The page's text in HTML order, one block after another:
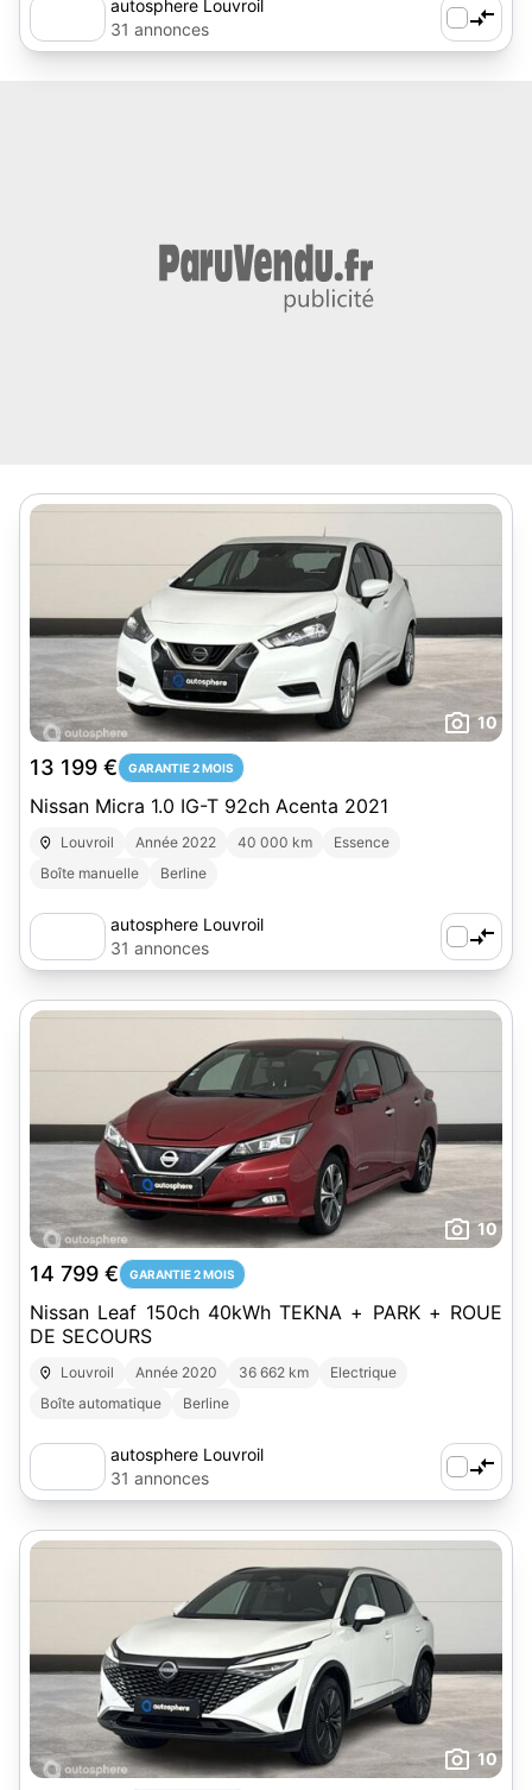
autosphere Louvroil
31 annonces
10
13 199 € GARANTIE 2 MOIS
Nissan Micra 1.0 IG-T 92ch Acenta 2021
Louvroil Année 2022 40 000 km
Essence
Boîte manuelle
Berline
autosphere Louvroil
31 annonces
10
14 799 € GARANTIE 2 MOIS
Nissan Leaf 150ch 40kWh TEKNA + PARK + ROUE
DE SECOURS
Louvroil Année 2020 36 662 km
Electrique
Boîte automatique
Berline
autosphere Louvroil
31 annonces
10